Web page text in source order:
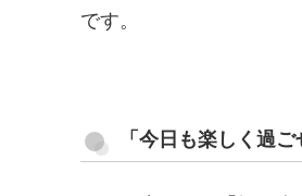
です。
「今日も楽しく過